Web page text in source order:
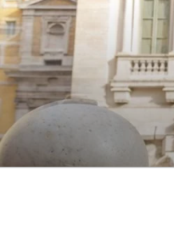
Przejdź
do
treści